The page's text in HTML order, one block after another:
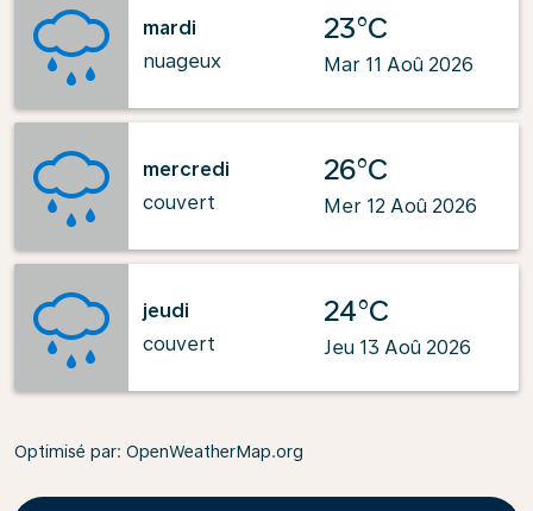
mardi
nuageux
23°C
Mar 11 Aoû 2026
mercredi
couvert
26°C
Mer 12 Aoû 2026
jeudi
couvert
24°C
Jeu 13 Aoû 2026
Optimisé par: OpenWeatherMap.org